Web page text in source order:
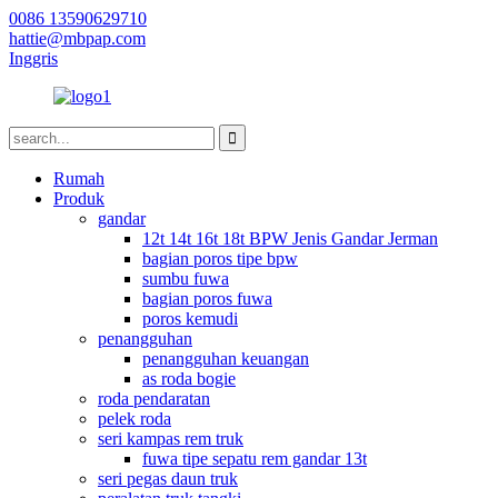
0086 13590629710
hattie@mbpap.com
Inggris
Rumah
Produk
gandar
12t 14t 16t 18t BPW Jenis Gandar Jerman
bagian poros tipe bpw
sumbu fuwa
bagian poros fuwa
poros kemudi
penangguhan
penangguhan keuangan
as roda bogie
roda pendaratan
pelek roda
seri kampas rem truk
fuwa tipe sepatu rem gandar 13t
seri pegas daun truk